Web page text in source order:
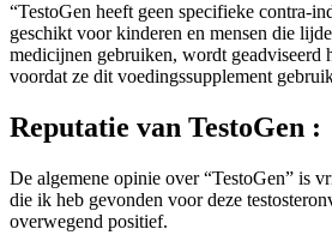
“TestoGen heeft geen specifieke contra-
geschikt voor kinderen en mensen die
medicijnen gebruiken, wordt geadviseerd
voordat ze dit voedingssupplement
Reputatie van TestoGen :
De algemene opinie over “TestoGen” is
die ik heb gevonden voor deze
overwegend positief.